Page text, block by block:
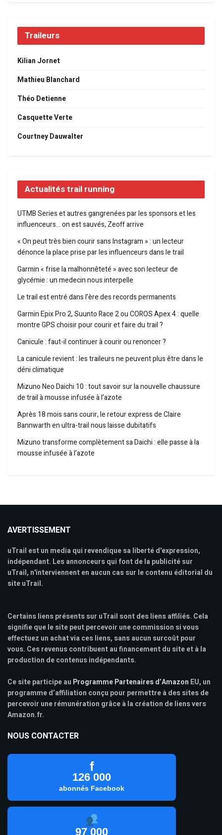
Traileurs
Kilian Jornet
Mathieu Blanchard
Théo Detienne
Casquette Verte
Courtney Dauwalter
Actualités trail running
UTMB Series et autres gangrenées par les sponsors et les
influenceurs… on est sauvés, Zeoff arrive
« On peut très bien courir sans Instagram » : un lecteur
dénonce la place prise par les influenceurs dans le trail
Garmin « frise la malhonnêteté » avec son lecteur de
glycémie : un medecin nous interpelle
Le trail est entré dans l’ère des records permanents
Garmin Epix Pro 2, Suunto Race 2 ou COROS Apex 4 : quelle
montre GPS choisir pour courir et faire du trail ?
Canicule : faut-il continuer à courir ou renoncer ?
La canicule revient : les traileurs ne peuvent plus être dans le
déni climatique
Mizuno Neo Daichi 10 : tout savoir sur la nouvelle chaussure
de trail à mousse infusée à l’azote
Après 18 mois sans courir, le retour express de Claire
Bannwarth en ultra-trail nous laisse dubitatifs
Mizuno transforme complètement sa Daichi : elle passe à la
mousse infusée à l’azote
AVERTISSEMENT
uTrail est un media qui revendique sa liberté d'expression,
indépendant. Les annonceurs qui font de la publicité sur
uTrail, n'interviennent en aucun cas sur le contenu éditorial du
site uTrail.
Certains liens présents sur uTrail sont des liens affiliés. Cela
signifie que le site peut percevoir une commission si vous
effectuez un achat via ces liens, sans aucun surcoût pour
vous. Ces revenus contribuent au financement du site et à la
production de contenus indépendants.
Ce site participe au Programme Partenaires d’Amazon EU, un
programme d’affiliation conçu pour permettre à des sites de
percevoir une rémunération grâce à la création de liens vers
Amazon.fr.
NOUS CONTACTER
f
126 000
abonnés Facebook
97 000